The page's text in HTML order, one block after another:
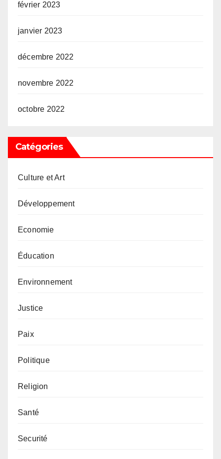
février 2023
janvier 2023
décembre 2022
novembre 2022
octobre 2022
Catégories
Culture et Art
Développement
Economie
Éducation
Environnement
Justice
Paix
Politique
Religion
Santé
Securité